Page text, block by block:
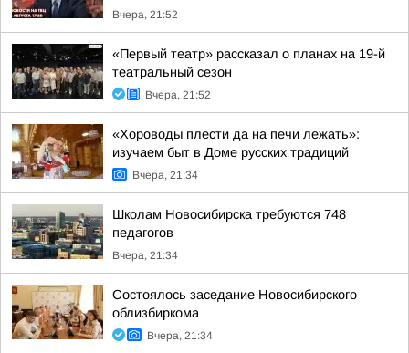
Вчера, 21:52
«Первый театр» рассказал о планах на 19-й
театральный сезон
Вчера, 21:52
«Хороводы плести да на печи лежать»:
изучаем быт в Доме русских традиций
Вчера, 21:34
Школам Новосибирска требуются 748
педагогов
Вчера, 21:34
Состоялось заседание Новосибирского
облизбиркома
Вчера, 21:34